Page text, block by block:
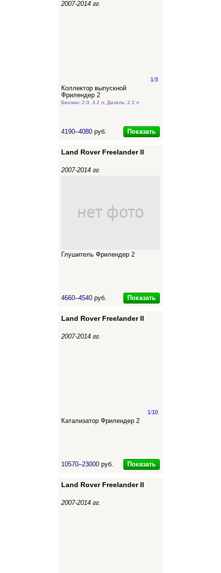
2007-2014 гг.
1/3
Коллектор выпускной
Фрилендер 2
Бензин: 2.0, 3.2 л; Дизель: 2.2 л
4190–4080 руб. Показать
Land Rover Freelander II
2007-2014 гг.
Глушитель Фрилендер 2
4660–4540 руб. Показать
Land Rover Freelander II
2007-2014 гг.
1/10
Катализатор Фрилендер 2
10570–23000 руб. Показать
Land Rover Freelander II
2007-2014 гг.